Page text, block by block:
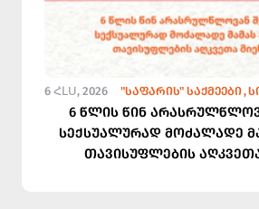
6 ՀԼՍ, 2026 "ᲡᲐᲤᲐᲠᲘᲡ" ᲡᲐᲥᲛᲔᲔᲑᲘ
6 წლის წინ
სექსუალურად მოძალადე
თავისუფლების